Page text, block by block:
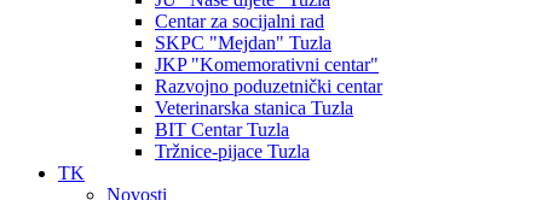
Centar za socijalni rad
SKPC "Mejdan" Tuzla
JKP "Komemorativni centar"
Razvojno poduzetnički centar
Veterinarska stanica Tuzla
BIT Centar Tuzla
Tržnice-pijace Tuzla
TK
Novosti